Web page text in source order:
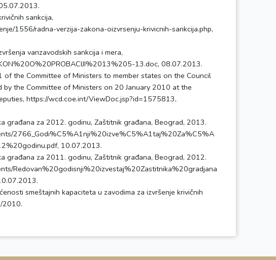
sankcija,
1556/radna-verzija-zakona-oizvrsenju-krivicnih-sankcija.php,
vanzavodskih sankcija i mera,
13.doc, 08.07.2013.
of the Committee of Ministers to member states on the Council
the Committee of Ministers on 20 January 2010 at the
https://wcd.coe.int/ViewDoc.jsp?id=1575813,
građana za 2012. godinu, Zaštitnik građana, Beograd, 2013.
2766_Godi%C5%A1nji%20izve%C5%A1taj%20Za%C5%A
10.07.2013.
građana za 2011. godinu, Zaštitnik građana, Beograd, 2012.
Redovan%20godisnji%20izvestaj%20Zastitnika%20gradjana
smeštajnih kapaciteta u zavodima za izvršenje krivičnih